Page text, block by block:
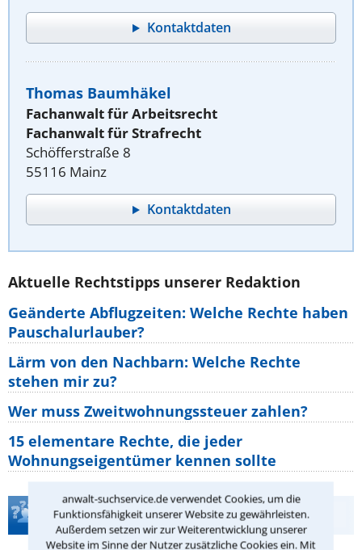
anwalt-suchservice.de verwendet Cookies, um die
Funktionsfähigkeit unserer Website zu gewährleisten.
Außerdem setzen wir zur Weiterentwicklung unserer
Website im Sinne der Nutzer zusätzliche Cookies ein. Mit
Kontaktdaten
Thomas Baumhäkel
Fachanwalt für Arbeitsrecht
Fachanwalt für Strafrecht
Schöfferstraße 8
55116 Mainz
Kontaktdaten
Aktuelle Rechtstipps unserer Redaktion
Geänderte Abflugzeiten: Welche Rechte haben
Pauschalurlauber?
Lärm von den Nachbarn: Welche Rechte
stehen mir zu?
Wer muss Zweitwohnungssteuer zahlen?
15 elementare Rechte, die jeder
Wohnungseigentümer kennen sollte
Teste Dein Rechtswissen